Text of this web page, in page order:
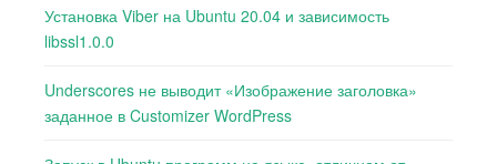
Установка Viber на Ubuntu 20.04 и зависимость
libssl1.0.0
Underscores не выводит «Изображение заголовка»
заданное в Customizer WordPress